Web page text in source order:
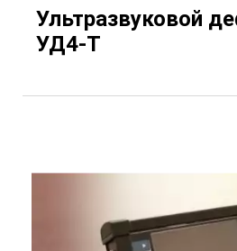
Ультразвуковой
УД4-Т